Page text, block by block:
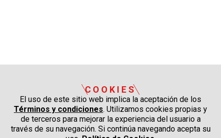
COOKIES
El uso de este sitio web implica la aceptación de los
Términos y condiciones. Utilizamos cookies propias y
de terceros para mejorar la experiencia del usuario a
través de su navegación. Si continúa navegando acepta su